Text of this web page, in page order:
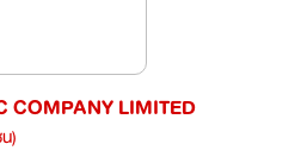
COMPANY LIMITED
)